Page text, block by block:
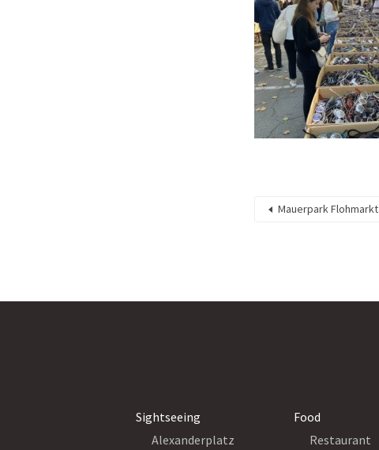
Mauerpark Flohmarkt
Sightseeing
Alexanderplatz
Food
Restaurant